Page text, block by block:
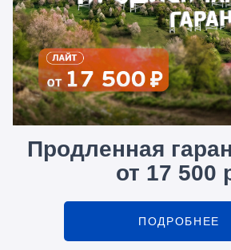
Продленная
от 17 500
ПОДРОБНЕЕ